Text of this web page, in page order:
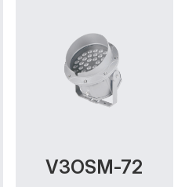
V3OSM-72